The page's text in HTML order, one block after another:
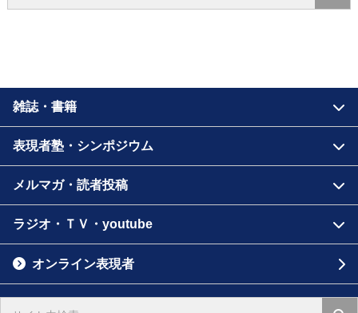
雑誌・書籍
表現者塾・シンポジウム
メルマガ・読者投稿
ラジオ・ＴＶ・youtube
オンライン表現者